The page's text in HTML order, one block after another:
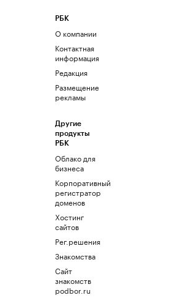
РБК
О компании
Контактная
информация
Редакция
Размещение
рекламы
Другие
продукты
РБК
Облако для
бизнеса
Корпоративный
регистратор
доменов
Хостинг
сайтов
Рег.решения
Знакомства
Сайт
знакомств
podbor.ru